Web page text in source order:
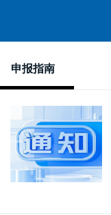
申报指南